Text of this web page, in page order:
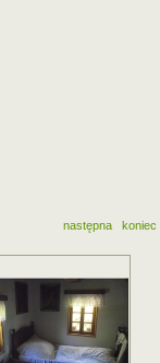
następna koniec